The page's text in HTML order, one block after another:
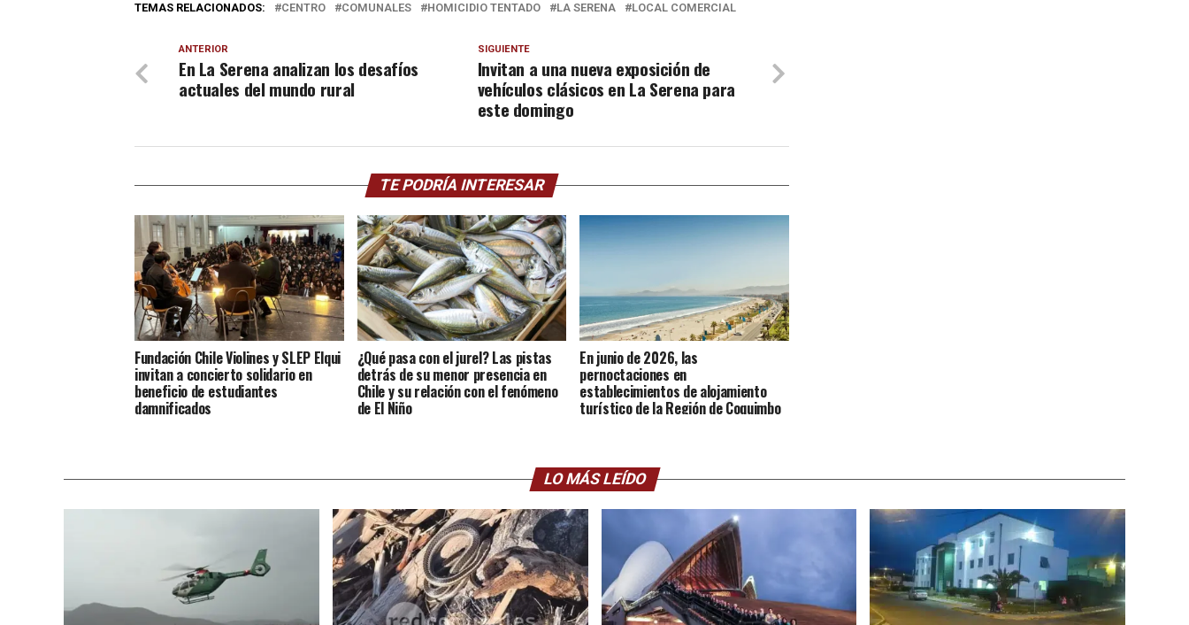
TEMAS RELACIONADOS: CENTRO COMUNALES HOMICIDIO TENTADO LA SERENA LOCAL COMERCIAL
SIGUIENTE
Invitan a una nueva exposición de
vehículos clásicos en La Serena para
este domingo
ANTERIOR
En La Serena analizan los desafíos
actuales del mundo rural
TE PODRÍA INTERESAR
Fundación Chile Violines y SLEP Elqui
invitan a concierto solidario en
beneficio de estudiantes
damnificados
¿Qué pasa con el jurel? Las pistas
detrás de su menor presencia en
Chile y su relación con el fenómeno
de El Niño
En junio de 2026, las
pernoctaciones en
establecimientos de alojamiento
turístico de la Región de Coquimbo
LO MÁS LEÍDO